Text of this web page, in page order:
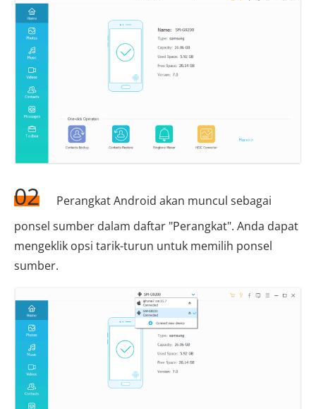
02
Perangkat Android akan muncul sebagai
ponsel sumber dalam daftar "Perangkat". Anda dapat
mengeklik opsi tarik-turun untuk memilih ponsel
sumber.